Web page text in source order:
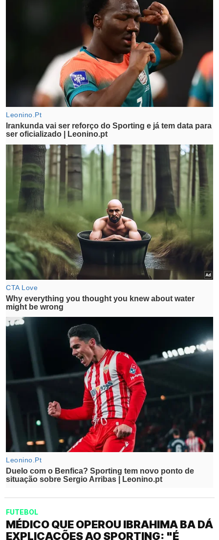
FUTEBOL
MÉDICO QUE OPEROU IBRAHIMA BA DÁ
EXPLICAÇÕES AO SPORTING: "É